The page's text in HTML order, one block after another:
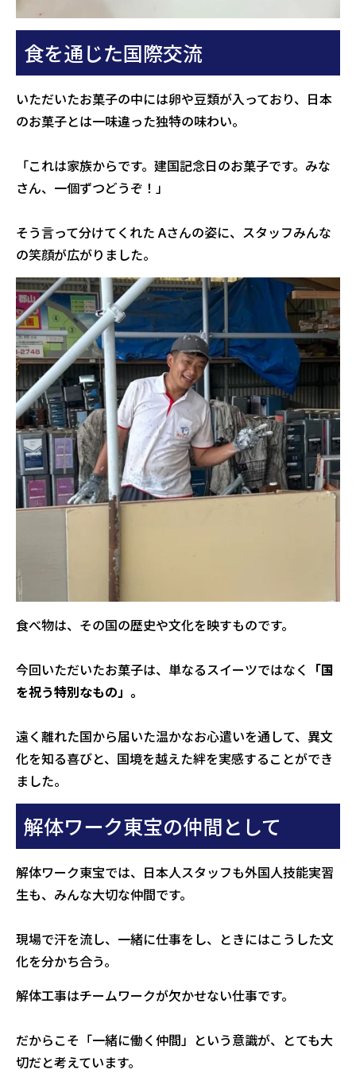
食を通じた国際交流
いただいたお菓子の中には卵や豆類が入っており、日本
のお菓子とは一味違った独特の味わい。
「これは家族からです。建国記念日のお菓子です。みな
さん、一個ずつどうぞ！」
そう言って分けてくれた Aさんの姿に、スタッフみんな
の笑顔が広がりました。
食べ物は、その国の歴史や文化を映すものです。
今回いただいたお菓子は、単なるスイーツではなく 「国
を祝う特別なもの」。
遠く離れた国から届いた温かなお心遣いを通して、異文
化を知る喜びと、国境を越えた絆を実感することができ
ました。
解体ワーク東宝の仲間として
解体ワーク東宝では、日本人スタッフも外国人技能実習
生も、みんな大切な仲間です。
現場で汗を流し、一緒に仕事をし、ときにはこうした文
化を分かち合う。
解体工事はチームワークが欠かせない仕事です。
だからこそ「一緒に働く仲間」という意識が、とても大
切だと考えています。